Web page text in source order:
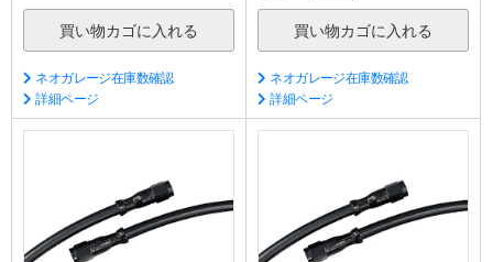
ネオガレージ在庫数確認
詳細ページ
ネオガレージ在庫数確認
詳細ページ